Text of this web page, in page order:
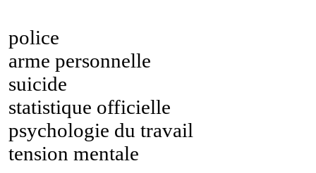
police
arme personnelle
suicide
statistique officielle
psychologie du travail
tension mentale